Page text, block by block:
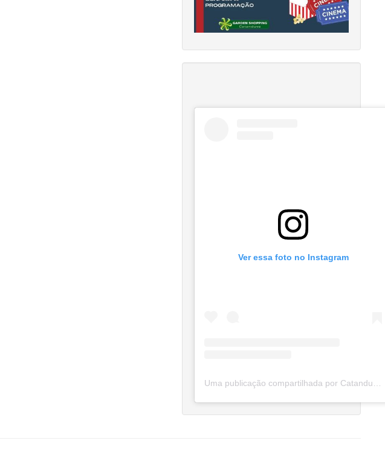
Ver essa foto no Instagram